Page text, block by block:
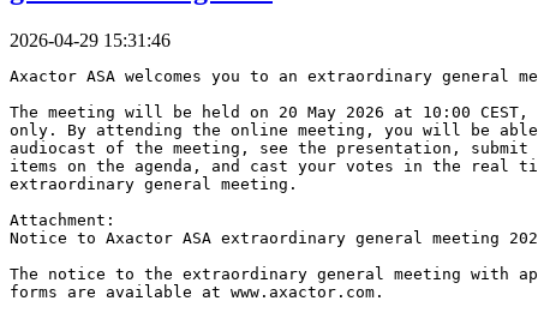
2026-04-29 15:31:46
Axactor ASA welcomes you to an extraordinary general
The meeting will be held on 20 May 2026 at 10:00
only. By attending the online meeting, you will be
audiocast of the meeting, see the presentation,
items on the agenda, and cast your votes in the real
extraordinary general meeting.
Attachment:
Notice to Axactor ASA extraordinary general meeting
The notice to the extraordinary general meeting with
forms are available at www.axactor.com.